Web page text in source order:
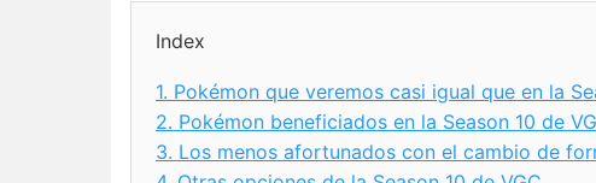
Index
1. Pokémon que veremos casi igual que en la
2. Pokémon beneficiados en la Season 10 de
3. Los menos afortunados con el cambio de